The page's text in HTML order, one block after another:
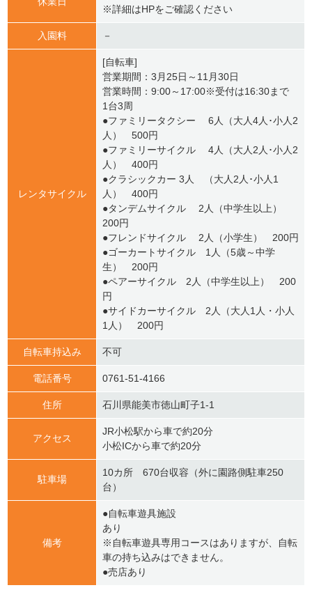
※詳細はHPをご確認ください
入園料 －
レンタサイクル
[自転車]
営業期間：3月25日～11月30日
営業時間：9:00～17:00※受付は16:30まで
1台3周
●ファミリータクシー 6人（大人4人･小人2
人） 500円
●ファミリーサイクル 4人（大人2人･小人2
人） 400円
●クラシックカー 3人 （大人2人･小人1
人） 400円
●タンデムサイクル 2人（中学生以上）
200円
●フレンドサイクル 2人（小学生） 200円
●ゴーカートサイクル 1人（5歳～中学
生） 200円
●ペアーサイクル 2人（中学生以上） 200
円
●サイドカーサイクル 2人（大人1人・小人
1人） 200円
自転車持込み 不可
電話番号 0761-51-4166
住所 石川県能美市徳山町子1-1
アクセス
JR小松駅から車で約20分
小松ICから車で約20分
駐車場
10カ所 670台収容（外に園路側駐車250
台）
備考
●自転車遊具施設
あり
※自転車遊具専用コースはありますが、自転
車の持ち込みはできません。
●売店あり